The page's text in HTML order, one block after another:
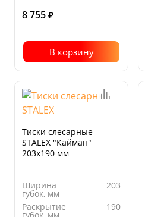
8 755 ₽
В корзину
Тиски слесарные
STALEX "Кайман"
203х190 мм
Ширина
губок, мм
203
Раскрытие
190